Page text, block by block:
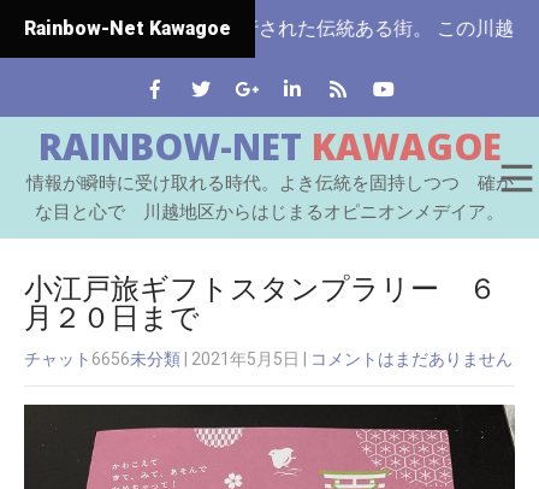
Rainbow-Net Kawagoe
ではじめて市制施行された伝統ある街。 この川越をはじめ
RAINBOW-NET KAWAGOE
情報が瞬時に受け取れる時代。よき伝統を固持しつつ 確か
な目と心で 川越地区からはじまるオピニオンメデイア。
小江戸旅ギフトスタンプラリー ６
月２０日まで
チャット 6656未分類 | 2021年5月5日 コメントはまだありません